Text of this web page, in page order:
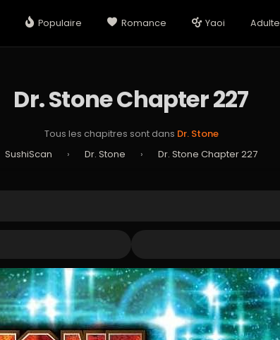
Populaire Romance Yaoi Adulte
Dr. Stone Chapter 227
Tous les chapitres sont dans Dr. Stone
SushiScan
› Dr. Stone › Dr. Stone Chapter 227